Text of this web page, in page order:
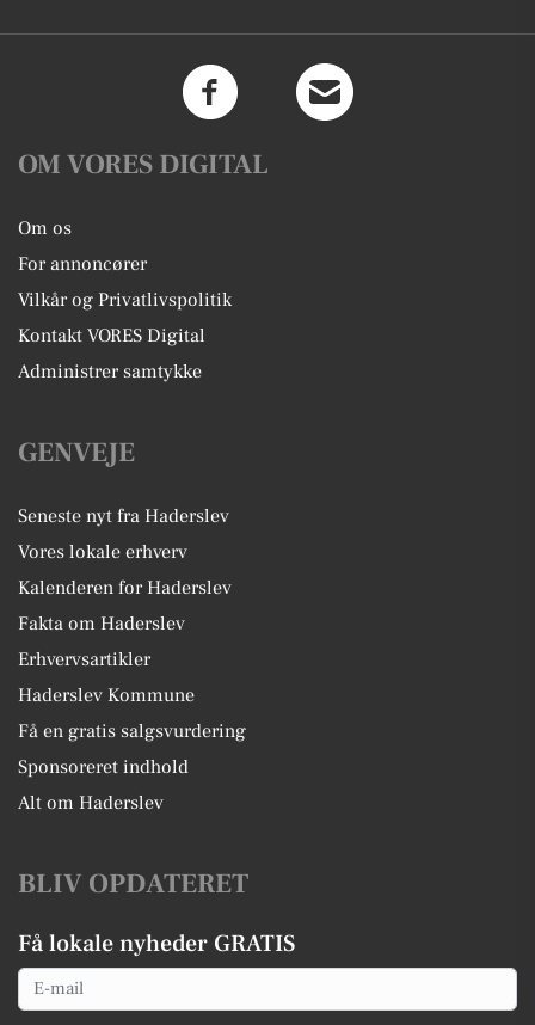
OM VORES DIGITAL
Om os
For annoncører
Vilkår og Privatlivspolitik
Kontakt VORES Digital
Administrer samtykke
GENVEJE
Seneste nyt fra Haderslev
Vores lokale erhverv
Kalenderen for Haderslev
Fakta om Haderslev
Erhvervsartikler
Haderslev Kommune
Få en gratis salgsvurdering
Sponsoreret indhold
Alt om Haderslev
BLIV OPDATERET
Få lokale nyheder GRATIS
Email